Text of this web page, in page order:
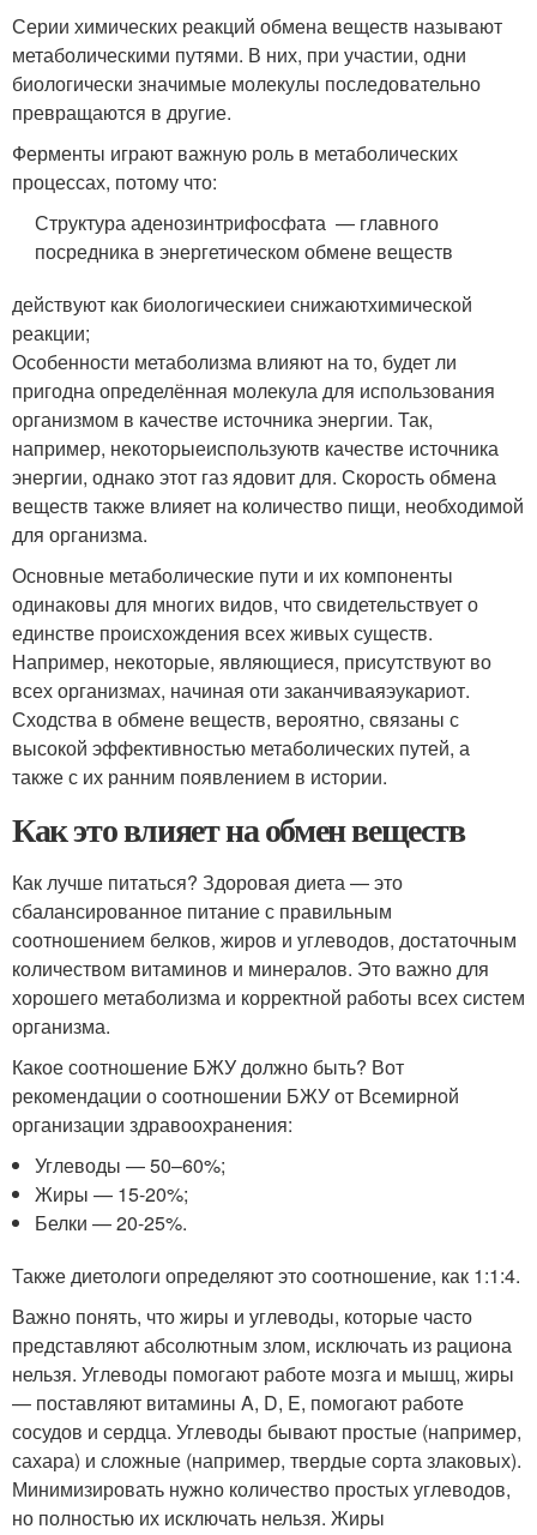
Серии химических реакций обмена веществ называют
метаболическими путями. В них, при участии, одни
биологически значимые молекулы последовательно
превращаются в другие.
Ферменты играют важную роль в метаболических
процессах, потому что:
Структура аденозинтрифосфата — главного
посредника в энергетическом обмене веществ
действуют как биологическиеи снижаютхимической
реакции;
Особенности метаболизма влияют на то, будет ли
пригодна определённая молекула для использования
организмом в качестве источника энергии. Так,
например, некоторыеиспользуютв качестве источника
энергии, однако этот газ ядовит для. Скорость обмена
веществ также влияет на количество пищи, необходимой
для организма.
Основные метаболические пути и их компоненты
одинаковы для многих видов, что свидетельствует о
единстве происхождения всех живых существ.
Например, некоторые, являющиеся, присутствуют во
всех организмах, начиная оти заканчиваяэукариот.
Сходства в обмене веществ, вероятно, связаны с
высокой эффективностью метаболических путей, а
также с их ранним появлением в истории.
Как это влияет на обмен веществ
Как лучше питаться? Здоровая диета — это
сбалансированное питание с правильным
соотношением белков, жиров и углеводов, достаточным
количеством витаминов и минералов. Это важно для
хорошего метаболизма и корректной работы всех систем
организма.
Какое соотношение БЖУ должно быть? Вот
рекомендации о соотношении БЖУ от Всемирной
организации здравоохранения:
Углеводы — 50–60%;
Жиры — 15-20%;
Белки — 20-25%.
Также диетологи определяют это соотношение, как 1:1:4.
Важно понять, что жиры и углеводы, которые часто
представляют абсолютным злом, исключать из рациона
нельзя. Углеводы помогают работе мозга и мышц, жиры
— поставляют витамины A, D, E, помогают работе
сосудов и сердца. Углеводы бывают простые (например,
сахара) и сложные (например, твердые сорта злаковых).
Минимизировать нужно количество простых углеводов,
но полностью их исключать нельзя. Жиры